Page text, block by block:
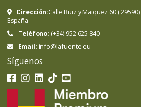
Dirección:Calle Ruiz y Maiquez 60 (29590)
España
Teléfono: (+34) 952 625 840
Email: info@lafuente.eu
Síguenos